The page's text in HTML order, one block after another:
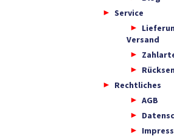
Service
Versand
Rechtliches
AGB